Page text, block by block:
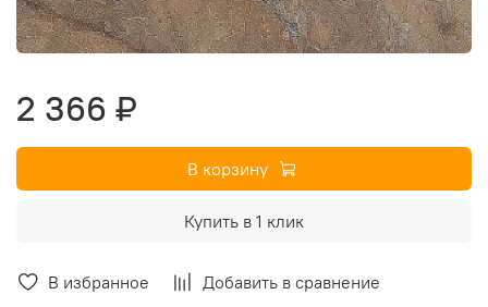
В избранное Добавить в сравнение
2 366 ₽
В корзину
Купить в 1 клик